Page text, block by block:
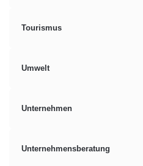
Tourismus
Umwelt
Unternehmen
Unternehmensberatung